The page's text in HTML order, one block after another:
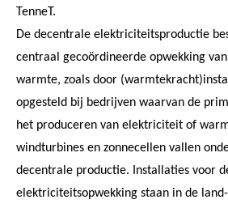
TenneT.
De decentrale elektriciteitsproductie
centraal gecoördineerde opwekking
warmte, zoals door
opgesteld bij bedrijven waarvan de
het produceren van elektriciteit of
windturbines en zonnecellen vallen
decentrale productie. Installaties voor
elektriciteitsopwekking staan in de